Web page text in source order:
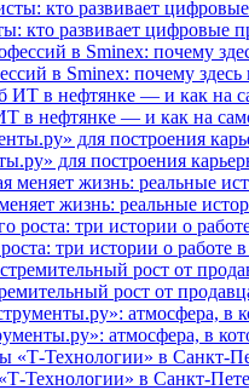
кто развивает цифровые
в Sminex: почему здесь
в нефтянке — и как на
для построения
жизнь: реальные
три истории о работе
рост от
атмосфера, в
Технологии» в Санкт-